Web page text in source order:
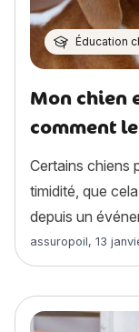
Éducation
Mon chien
comment
Certains chiens
timidité, que
depuis un
Article rédigé par
assuropoil, 13